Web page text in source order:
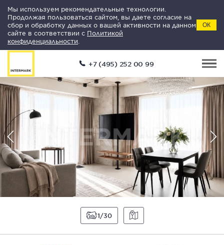
Мы используем рекомендательные технологии.
Продолжая пользоваться сайтом, вы даете согласие на
сбор и обработку данных о вашей активности на данном
сайте в соответствии с Политикой
конфиденциальности
ОК
+7 (495) 252 00 99
1 30